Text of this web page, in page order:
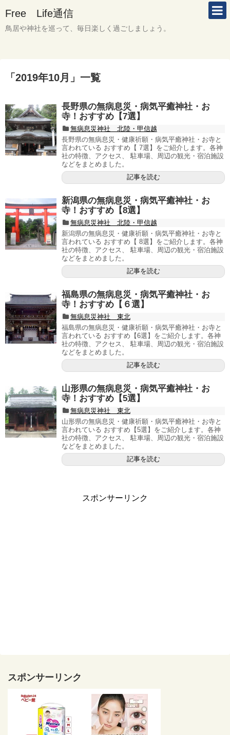
Free Life通信
鳥居や神社を巡って、毎日楽しく過ごしましょう。
「 2019年10月 」 一覧
長野県の無病息災・病気平癒神社・お
寺！おすすめ【7選】
無病息災神社 北陸・甲信越
長野県の無病息災・健康祈願・病気平癒神社・お寺と
言われている おすすめ【 7選】をご紹介します。各神
社の特徴、アクセス、 駐車場、周辺の観光・宿泊施設
などをまとめました。
記事を読む
新潟県の無病息災・病気平癒神社・お
寺！おすすめ【8選】
無病息災神社 北陸・甲信越
新潟県の無病息災・健康祈願・病気平癒神社・お寺と
言われている おすすめ【 8選】をご紹介します。各神
社の特徴、アクセス、 駐車場、周辺の観光・宿泊施設
などをまとめました。
記事を読む
福島県の無病息災・病気平癒神社・お
寺！おすすめ【６選】
無病息災神社 東北
福島県の無病息災・健康祈願・病気平癒神社・お寺と
言われている おすすめ【6選】をご紹介します。各神
社の特徴、アクセス、 駐車場、周辺の観光・宿泊施設
などをまとめました。
記事を読む
山形県の無病息災・病気平癒神社・お
寺！おすすめ【5選】
無病息災神社 東北
山形県の無病息災・健康祈願・病気平癒神社・お寺と
言われている おすすめ【5選】をご紹介します。各神
社の特徴、アクセス、 駐車場、周辺の観光・宿泊施設
などをまとめました。
記事を読む
スポンサーリンク
スポンサーリンク